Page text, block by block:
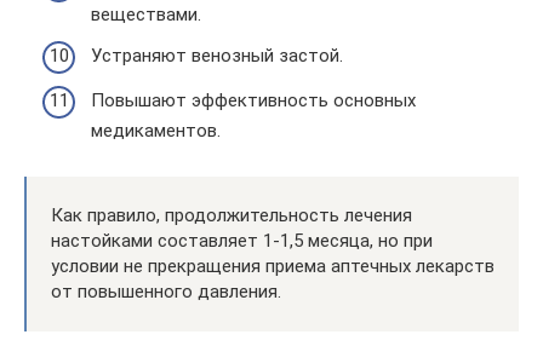
веществами.
Устраняют венозный застой.
Повышают эффективность основных
медикаментов.
Как правило, продолжительность лечения
настойками составляет 1-1,5 месяца, но при
условии не прекращения приема аптечных лекарств
от повышенного давления.